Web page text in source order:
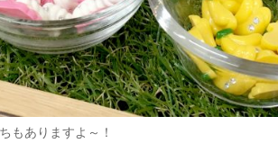
もありますよ～！